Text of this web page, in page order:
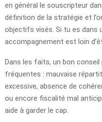
en général le souscripteur
définition de la stratégie et
objectifs visés. Si tu es dans
accompagnement est loin
Dans les faits, un bon conseil
fréquentes : mauvaise
excessive, absence de
ou encore fiscalité mal
aide à garder le cap.